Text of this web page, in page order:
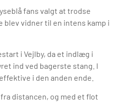
fans valgt at trodse
blev vidner til en intens kamp i
i Vejlby, da et indlæg i
ind ved bagerste stang. I
i den anden ende.
distancen, og med et flot